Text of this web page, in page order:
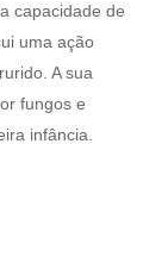
capacidade de
uma ação
A sua
fungos e
infância.